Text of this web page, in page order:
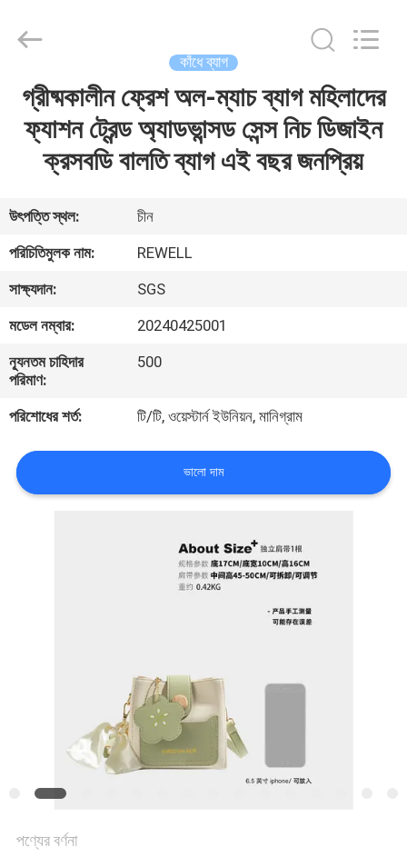
বাড়ি
আমাদের
সম্পর্কে
কারখানা
ভ্রমণ
নিয়ন্ত্রণ
সাইট
Rights
Reserved.
কাঁধে ব্যাগ
গ্রীষ্মকালীন ফ্রেশ অল-ম্যাচ ব্যাগ মহিলাদের
ফ্যাশন ট্রেন্ড অ্যাডভান্সড সেন্স নিচ ডিজাইন
ক্রসবডি বালতি ব্যাগ এই বছর জনপ্রিয়
উৎপত্তি স্থল:
চীন
পরিচিতিমুলক নাম:
REWELL
সাক্ষ্যদান:
SGS
মডেল নম্বার:
20240425001
ন্যূনতম চাহিদার
পরিমাণ:
500
পরিশোধের শর্ত: টি/টি, ওয়েস্টার্ন ইউনিয়ন, মানিগ্রাম
ভালো দাম
পণ্যের বর্ণনা